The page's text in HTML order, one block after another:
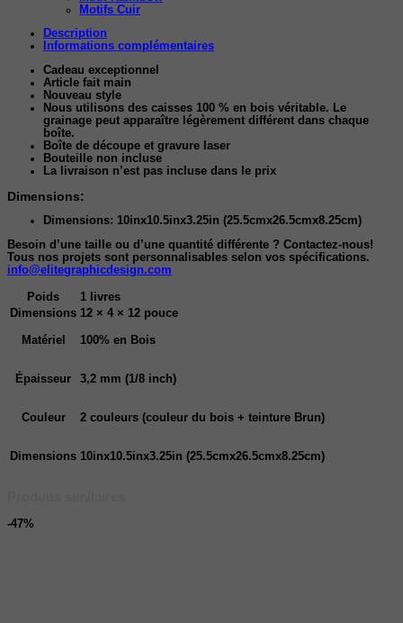
Motifs Cuir
Description
Informations complémentaires
Cadeau exceptionnel
Article fait main
Nouveau style
Nous utilisons des caisses 100 % en bois véritable. Le
grainage peut apparaître légèrement différent dans chaque
boîte.
Boîte de découpe et gravure laser
Bouteille non incluse
La livraison n’est pas incluse dans le prix
Dimensions:
Dimensions: 10inx10.5inx3.25in (25.5cmx26.5cmx8.25cm)
Besoin d’une taille ou d’une quantité différente ? Contactez-nous!
Tous nos projets sont personnalisables selon vos spécifications.
info@elitegraphicdesign.com
Poids
1 livres
Dimensions 12 × 4 × 12 pouce
Matériel 100% en Bois
Épaisseur 3,2 mm (1/8 inch)
Couleur 2 couleurs (couleur du bois + teinture Brun)
Dimensions 10inx10.5inx3.25in (25.5cmx26.5cmx8.25cm)
-47%